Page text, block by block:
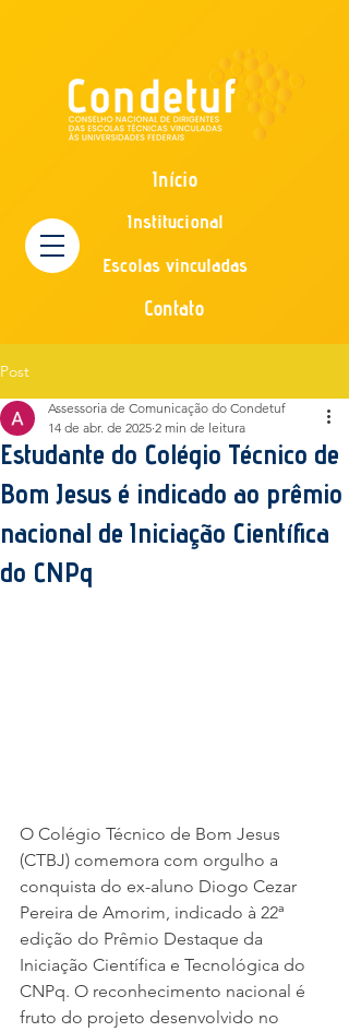
Início
Institucional
Escolas vinculadas
Contato
Post
Estudante do Colégio Técnico de
Bom Jesus é indicado ao prêmio
nacional de Iniciação Científica
do CNPq
Assessoria de Comunicação do Condetuf
14 de abr. de 2025 2 min de leitura
O Colégio Técnico de Bom Jesus
(CTBJ) comemora com orgulho a
conquista do ex-aluno Diogo Cezar
Pereira de Amorim, indicado à 22ª
edição do Prêmio Destaque da
Iniciação Científica e Tecnológica do
CNPq. O reconhecimento nacional é
fruto do projeto desenvolvido no